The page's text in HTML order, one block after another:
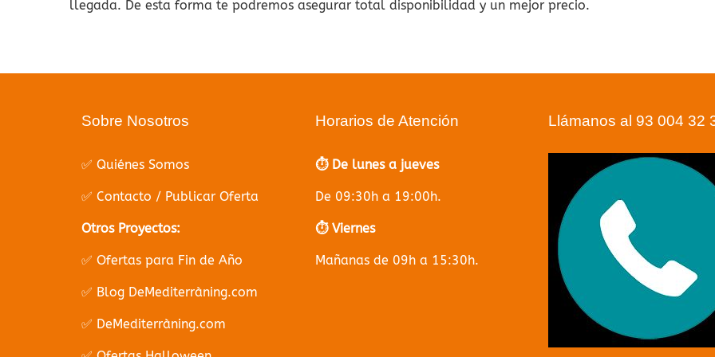
llegada. De esta forma te podremos asegurar total disponibilidad y un mejor precio.
Sobre Nosotros
✅ Quiénes Somos
✅ Contacto / Publicar Oferta
Otros Proyectos:
✅ Ofertas para Fin de Año
✅ Blog DeMediterràning.com
✅ DeMediterràning.com
Horarios de Atención
⏱️ De lunes a jueves
De 09:30h a 19:00h.
⏱️ Viernes
Mañanas de 09h a 15:30h.
Llámanos al 93 004 32